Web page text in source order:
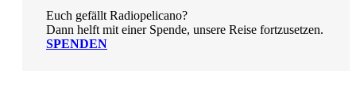
Euch gefällt Radiopelicano?
Dann helft mit einer Spende, unsere Reise fortzusetzen.
SPENDEN